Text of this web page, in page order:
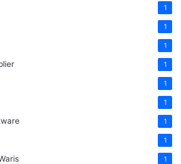
1
1
1
1
1
1
1
1
1